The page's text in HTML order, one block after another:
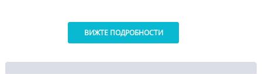
ВИЖТЕ ПОДРОБНОСТИ